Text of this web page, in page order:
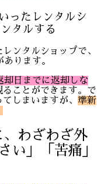
ったレンタルシ
タルする
ンタルショップで、
ります。
却日までに返却しな
ことができます。で
しまいますが、 準新
わざわざ外
い」「苦痛」